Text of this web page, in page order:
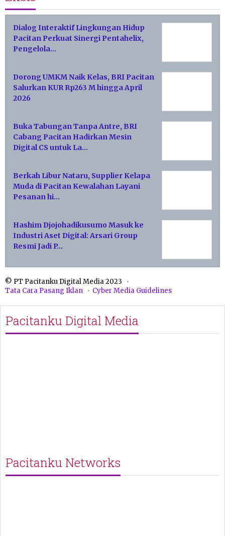
Dialog Interaktif Lingkungan Hidup
Pacitan Perkuat Sinergi Pentahelix,
Pengelola…
Dorong UMKM Naik Kelas, BRI Pacitan
Salurkan KUR Rp263 M hingga April
2026
Buka Tabungan Tanpa Antre, BRI
Cabang Pacitan Hadirkan Mesin
Digital CS untuk La…
Berkah Libur Nataru, Supplier Kelapa
Muda di Pacitan Kewalahan Layani
Pesanan hi…
Hashim Djojohadikusumo Masuk ke
Industri Aset Digital: Arsari Group
Resmi Jadi P…
© PT Pacitanku Digital Media 2023
Tata Cara Pasang Iklan
Cyber Media Guidelines
Pacitanku Digital Media
Pacitanku Networks